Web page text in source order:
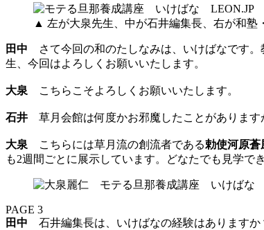
▲ 左が大泉先生、中が石井編集長、右が和塾
田中 さて今回の和のたしなみは、いけばなです。
生、今回はよろしくお願いいたします。
大泉 こちらこそよろしくお願いいたします。
石井 草月会館は何度かお邪魔したことがあります
大泉 こちらには草月流の創流者である勅使河原蒼
も2週間ごとに展示しています。どなたでも見学で
PAGE 3
田中 石井編集長は、いけばなの経験はありますか